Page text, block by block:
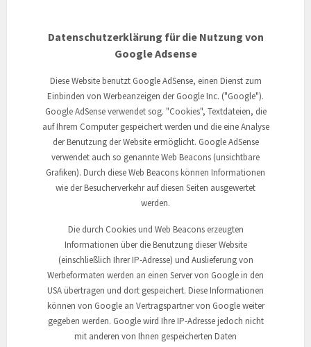
Datenschutzerklärung für die Nutzung von
Google Adsense
Diese Website benutzt Google AdSense, einen Dienst zum
Einbinden von Werbeanzeigen der Google Inc. ("Google").
Google AdSense verwendet sog. "Cookies", Textdateien, die
auf Ihrem Computer gespeichert werden und die eine Analyse
der Benutzung der Website ermöglicht. Google AdSense
verwendet auch so genannte Web Beacons (unsichtbare
Grafiken). Durch diese Web Beacons können Informationen
wie der Besucherverkehr auf diesen Seiten ausgewertet
werden.
Die durch Cookies und Web Beacons erzeugten
Informationen über die Benutzung dieser Website
(einschließlich Ihrer IP-Adresse) und Auslieferung von
Werbeformaten werden an einen Server von Google in den
USA übertragen und dort gespeichert. Diese Informationen
können von Google an Vertragspartner von Google weiter
gegeben werden. Google wird Ihre IP-Adresse jedoch nicht
mit anderen von Ihnen gespeicherten Daten